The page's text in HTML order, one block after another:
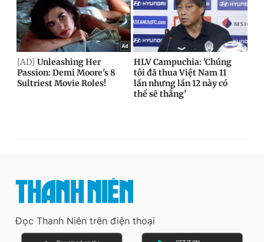
Đọc Thanh Niên trên điện thoại